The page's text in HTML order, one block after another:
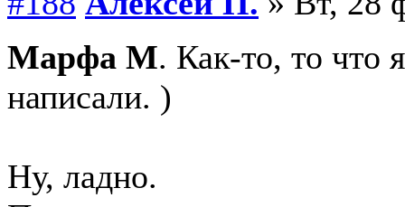
Марфа М. Как-то, то что
написали. )
Ну, ладно.